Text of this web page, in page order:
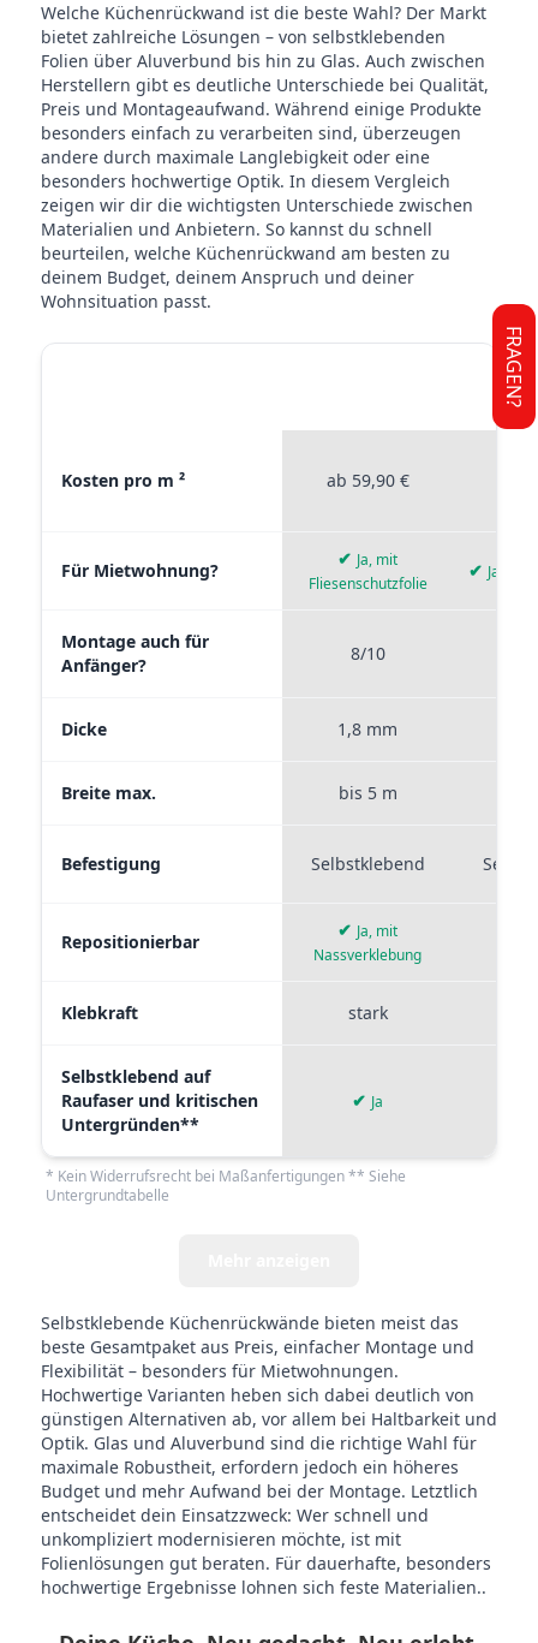
Welche Küchenrückwand ist die beste Wahl? Der Markt
bietet zahlreiche Lösungen – von selbstklebenden
Folien über Aluverbund bis hin zu Glas. Auch zwischen
Herstellern gibt es deutliche Unterschiede bei Qualität,
Preis und Montageaufwand. Während einige Produkte
besonders einfach zu verarbeiten sind, überzeugen
andere durch maximale Langlebigkeit oder eine
besonders hochwertige Optik. In diesem Vergleich
zeigen wir dir die wichtigsten Unterschiede zwischen
Materialien und Anbietern. So kannst du schnell
beurteilen, welche Küchenrückwand am besten zu
deinem Budget, deinem Anspruch und deiner
Wohnsituation passt.
Kosten pro m ² ab 59,90 €
Für Mietwohnung?
✔ Ja, mit
Fliesenschutzfolie
✔ Ja,
Montage auch für
Anfänger?
8/10
Dicke 1,8 mm
Breite max. bis 5 m
Befestigung Selbstklebend
Repositionierbar
✔ Ja, mit
Nassverklebung
Klebkraft stark
Selbstklebend auf
Raufaser und kritischen
Untergründen**
✔ Ja
* Kein Widerrufsrecht bei Maßanfertigungen ** Siehe
Untergrundtabelle
Selbstklebende Küchenrückwände bieten meist das
beste Gesamtpaket aus Preis, einfacher Montage und
Flexibilität – besonders für Mietwohnungen.
Hochwertige Varianten heben sich dabei deutlich von
günstigen Alternativen ab, vor allem bei Haltbarkeit und
Optik. Glas und Aluverbund sind die richtige Wahl für
maximale Robustheit, erfordern jedoch ein höheres
Budget und mehr Aufwand bei der Montage. Letztlich
entscheidet dein Einsatzzweck: Wer schnell und
unkompliziert modernisieren möchte, ist mit
Folienlösungen gut beraten. Für dauerhafte, besonders
hochwertige Ergebnisse lohnen sich feste Materialien..
FRAGEN?